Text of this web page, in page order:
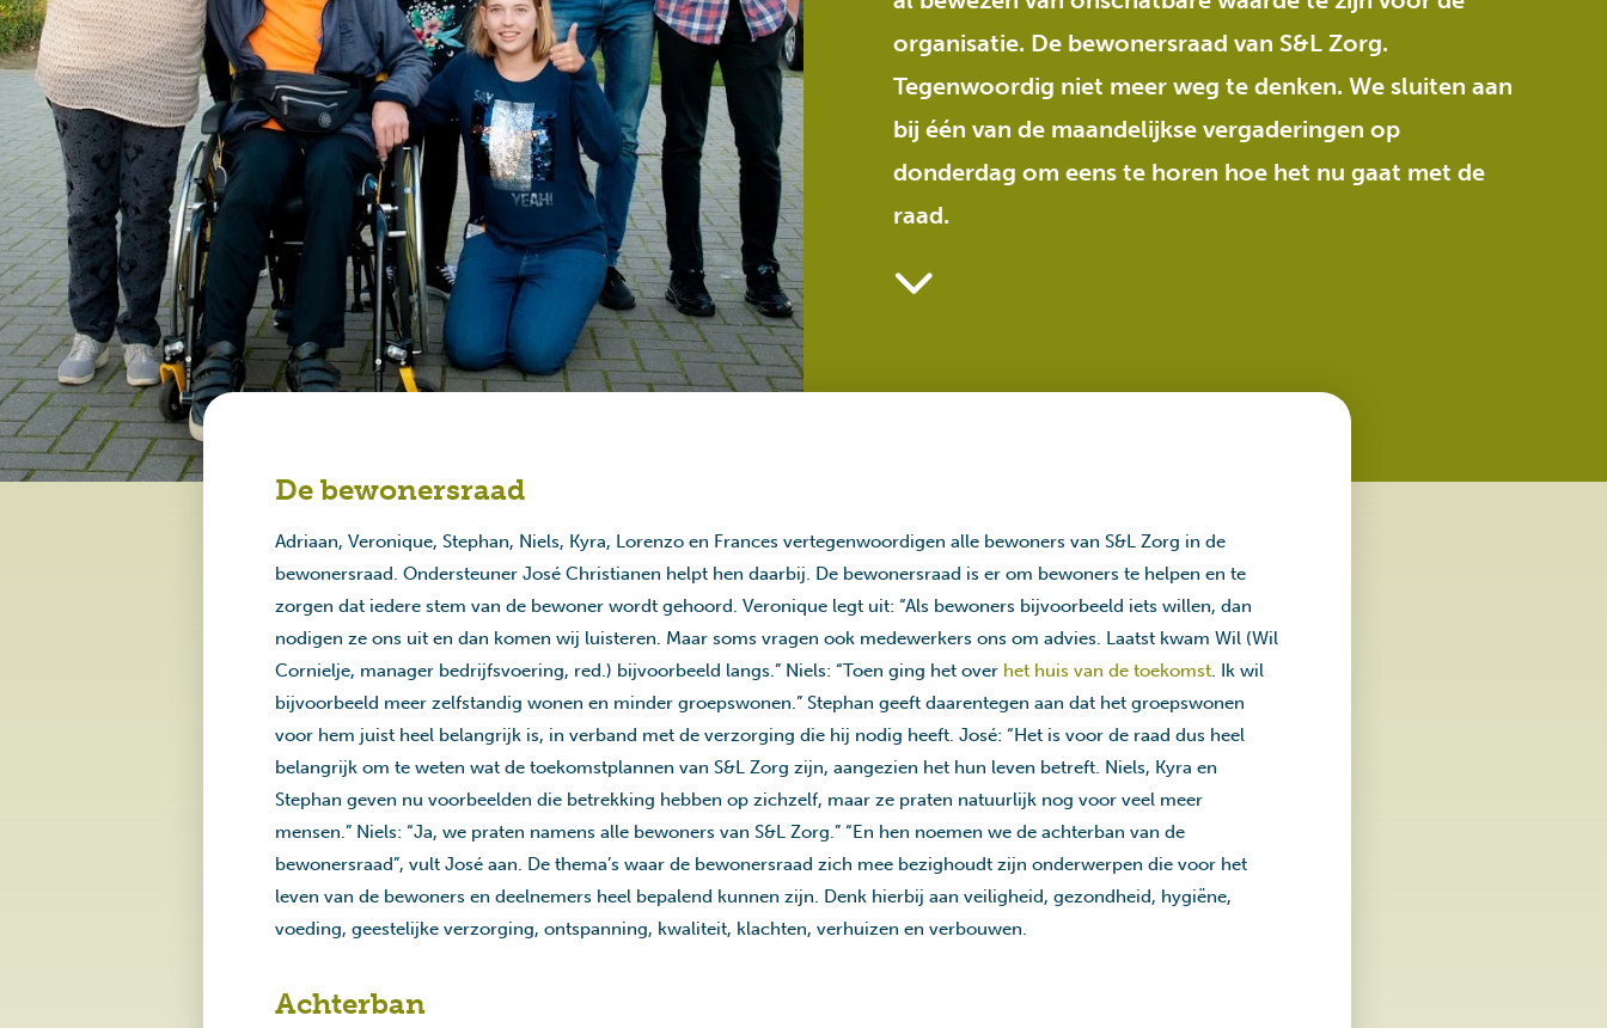
organisatie. De bewonersraad van S&L Zorg.
Tegenwoordig niet meer weg te denken. We sluiten aan
bij één van de maandelijkse vergaderingen op
donderdag om eens te horen hoe het nu gaat met de
raad.
De bewonersraad
Adriaan, Veronique, Stephan, Niels, Kyra, Lorenzo en Frances vertegenwoordigen alle bewoners van S&L Zorg in de
bewonersraad. Ondersteuner José Christianen helpt hen daarbij. De bewonersraad is er om bewoners te helpen en te
zorgen dat iedere stem van de bewoner wordt gehoord. Veronique legt uit: “Als bewoners bijvoorbeeld iets willen, dan
nodigen ze ons uit en dan komen wij luisteren. Maar soms vragen ook medewerkers ons om advies. Laatst kwam Wil (Wil
Cornielje, manager bedrijfsvoering, red.) bijvoorbeeld langs.” Niels: “Toen ging het over het huis van de toekomst. Ik wil
bijvoorbeeld meer zelfstandig wonen en minder groepswonen.” Stephan geeft daarentegen aan dat het groepswonen
voor hem juist heel belangrijk is, in verband met de verzorging die hij nodig heeft. José: “Het is voor de raad dus heel
belangrijk om te weten wat de toekomstplannen van S&L Zorg zijn, aangezien het hun leven betreft. Niels, Kyra en
Stephan geven nu voorbeelden die betrekking hebben op zichzelf, maar ze praten natuurlijk nog voor veel meer
mensen.” Niels: “Ja, we praten namens alle bewoners van S&L Zorg.” “En hen noemen we de achterban van de
bewonersraad”, vult José aan. De thema’s waar de bewonersraad zich mee bezighoudt zijn onderwerpen die voor het
leven van de bewoners en deelnemers heel bepalend kunnen zijn. Denk hierbij aan veiligheid, gezondheid, hygiëne,
voeding, geestelijke verzorging, ontspanning, kwaliteit, klachten, verhuizen en verbouwen.
Achterban